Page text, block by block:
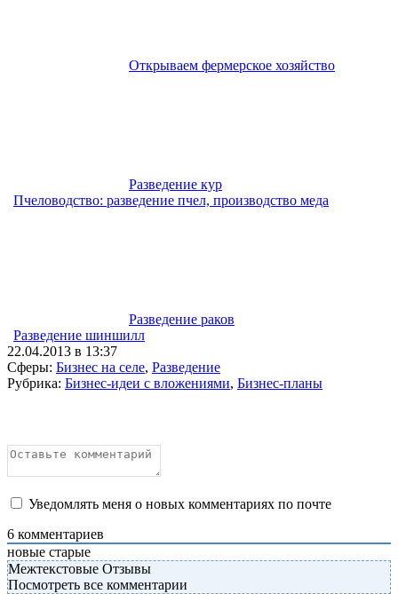
Открываем фермерское хозяйство
Разведение кур
Пчеловодство: разведение пчел, производство меда
Разведение раков
Разведение шиншилл
22.04.2013 в 13:37
Сферы: Бизнес на селе, Разведение
Рубрика: Бизнес-идеи с вложениями, Бизнес-планы
Уведомлять меня о новых комментариях по почте
6 комментариев
новые старые
Межтекстовые Отзывы
Посмотреть все комментарии